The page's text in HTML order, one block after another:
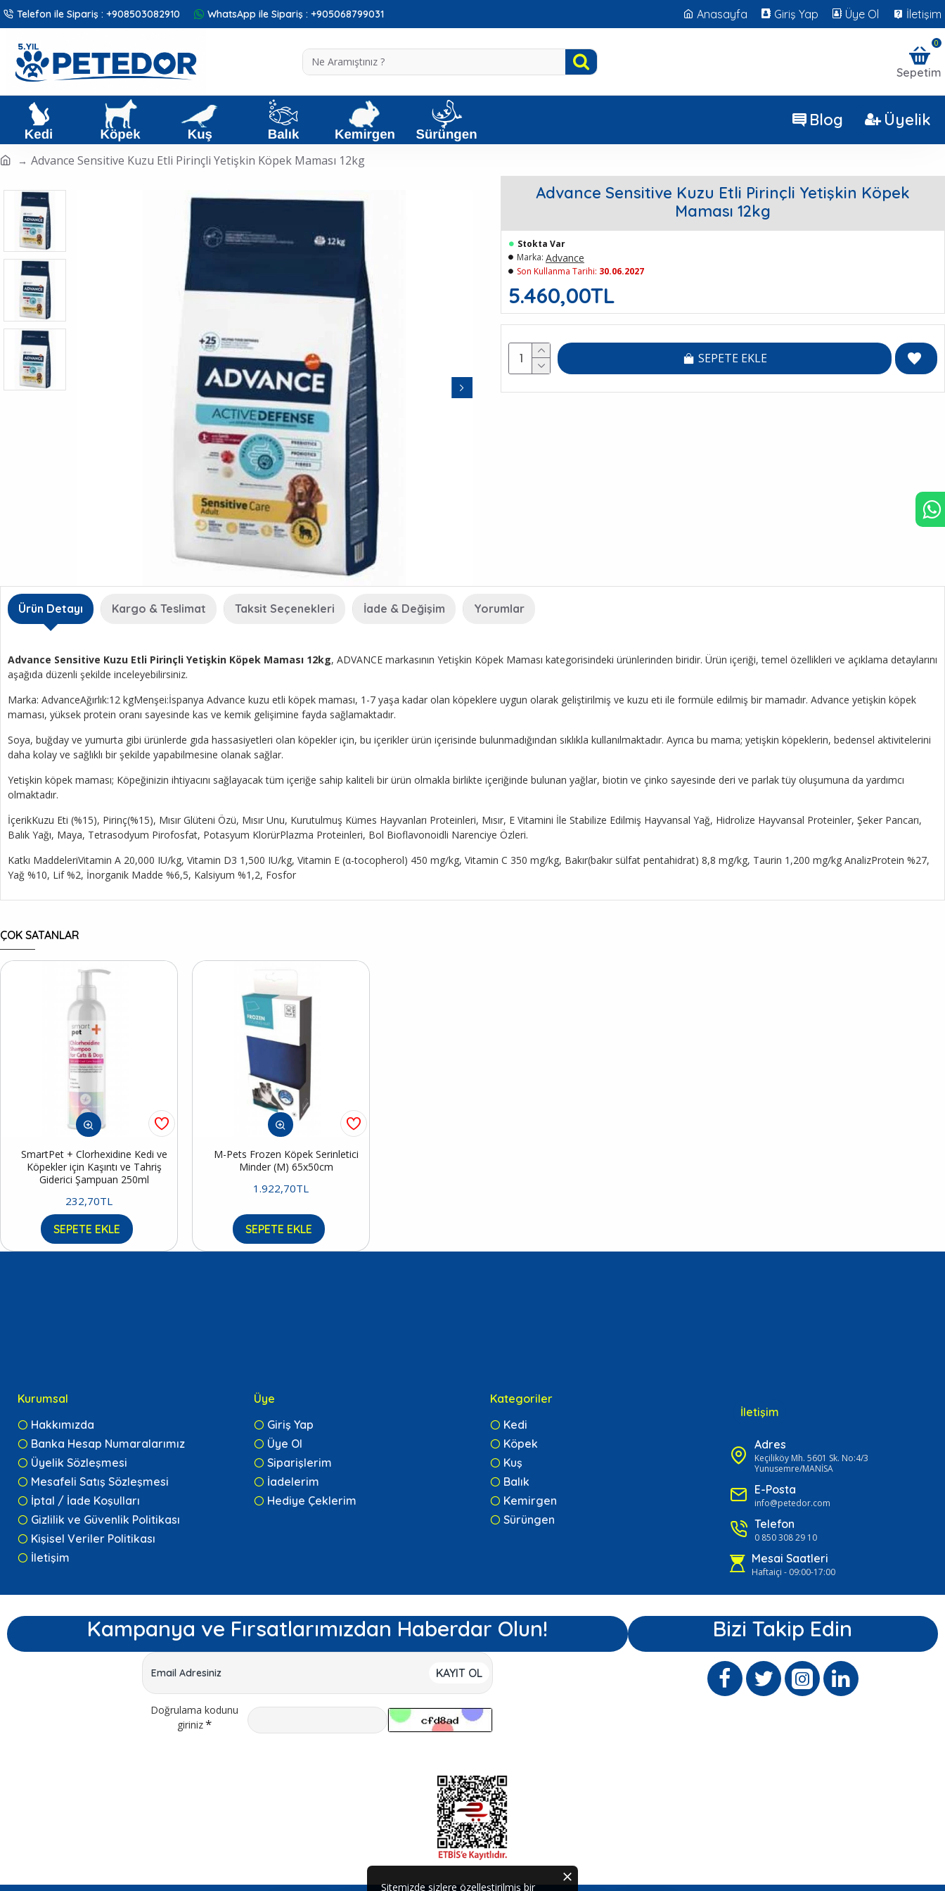
Telefon ile Sipariş : +908503082910 WhatsApp ile Sipariş : +905068799031 Anasayfa Giriş Yap Üye Ol İletişim
Sepetim
0
Blog Üyelik
Advance Sensitive Kuzu Etli Pirinçli Yetişkin Köpek Maması 12kg
Advance Sensitive Kuzu Etli Pirinçli Yetişkin Köpek
Maması 12kg
5.460,00TL
Stokta Var
Marka: Advance
Son Kullanma Tarihi: 30.06.2027
SEPETE EKLE
Ürün Detayı Kargo & Teslimat Taksit Seçenekleri İade & Değişim Yorumlar
Advance Sensitive Kuzu Etli Pirinçli Yetişkin Köpek Maması 12kg, ADVANCE markasının Yetişkin Köpek Maması kategorisindeki ürünlerinden biridir. Ürün içeriği, temel özellikleri ve açıklama detaylarını
aşağıda düzenli şekilde inceleyebilirsiniz.
Marka: AdvanceAğırlık:12 kgMenşei:İspanya Advance kuzu etli köpek maması, 1-7 yaşa kadar olan köpeklere uygun olarak geliştirilmiş ve kuzu eti ile formüle edilmiş bir mamadır. Advance yetişkin köpek
maması, yüksek protein oranı sayesinde kas ve kemik gelişimine fayda sağlamaktadır.
Soya, buğday ve yumurta gibi ürünlerde gıda hassasiyetleri olan köpekler için, bu içerikler ürün içerisinde bulunmadığından sıklıkla kullanılmaktadır. Ayrıca bu mama; yetişkin köpeklerin, bedensel aktivitelerini
daha kolay ve sağlıklı bir şekilde yapabilmesine olanak sağlar.
Yetişkin köpek maması; Köpeğinizin ihtiyacını sağlayacak tüm içeriğe sahip kaliteli bir ürün olmakla birlikte içeriğinde bulunan yağlar, biotin ve çinko sayesinde deri ve parlak tüy oluşumuna da yardımcı
olmaktadır.
İçerikKuzu Eti (%15), Pirinç(%15), Mısır Glüteni Özü, Mısır Unu, Kurutulmuş Kümes Hayvanları Proteinleri, Mısır, E Vitamini İle Stabilize Edilmiş Hayvansal Yağ, Hidrolize Hayvansal Proteinler, Şeker Pancarı,
Balık Yağı, Maya, Tetrasodyum Pirofosfat, Potasyum KlorürPlazma Proteinleri, Bol Bioflavonoidli Narenciye Özleri.
Katkı MaddeleriVitamin A 20,000 IU/kg, Vitamin D3 1,500 IU/kg, Vitamin E (α-tocopherol) 450 mg/kg, Vitamin C 350 mg/kg, Bakır(bakır sülfat pentahidrat) 8,8 mg/kg, Taurin 1,200 mg/kg AnalizProtein %27,
Yağ %10, Lif %2, İnorganik Madde %6,5, Kalsiyum %1,2, Fosfor
ÇOK SATANLAR
SmartPet + Clorhexidine Kedi ve
Köpekler için Kaşıntı ve Tahriş
Giderici Şampuan 250ml
232,70TL
SEPETE EKLE
M-Pets Frozen Köpek Serinletici
Minder (M) 65x50cm
1.922,70TL
SEPETE EKLE
Kurumsal
Hakkımızda
Banka Hesap Numaralarımız
Üyelik Sözleşmesi
Mesafeli Satış Sözleşmesi
İptal / İade Koşulları
Gizlilik ve Güvenlik Politikası
Kişisel Veriler Politikası
İletişim
Üye
Giriş Yap
Üye Ol
Siparişlerim
İadelerim
Hediye Çeklerim
Kategoriler
Kedi
Köpek
Kuş
Balık
Kemirgen
Sürüngen
İletişim
Adres
Keçiliköy Mh. 5601 Sk. No:4/3
Yunusemre/MANİSA
E-Posta
info@petedor.com
Telefon
0 850 308 29 10
Mesai Saatleri
Haftaiçi - 09:00-17:00
Kampanya ve Fırsatlarımızdan Haberdar Olun!
KAYIT OL
Doğrulama kodunu
giriniz
Bizi Takip Edin
Sitemizde sizlere özelleştirilmiş bir